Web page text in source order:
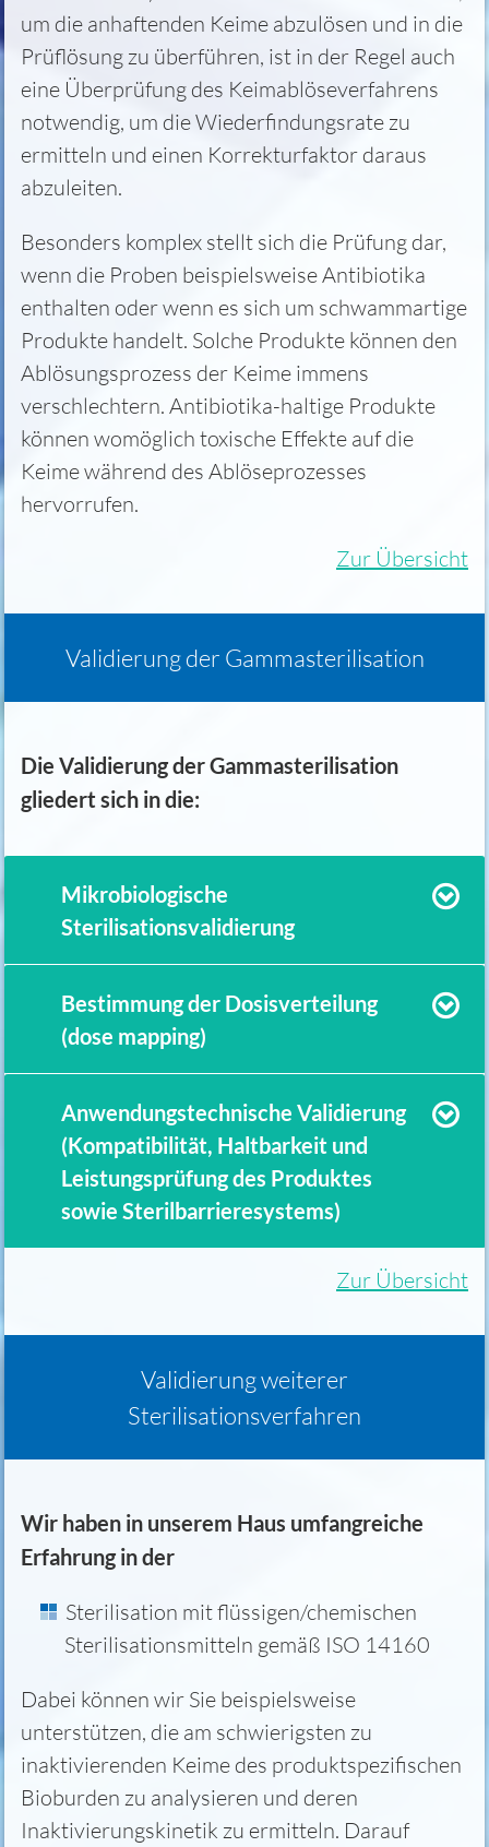
um die anhaftenden Keime abzulösen und in die
Prüflösung zu überführen, ist in der Regel auch
eine Überprüfung des Keimablöseverfahrens
notwendig, um die Wiederfindungsrate zu
ermitteln und einen Korrekturfaktor daraus
abzuleiten.
Besonders komplex stellt sich die Prüfung dar,
wenn die Proben beispielsweise Antibiotika
enthalten oder wenn es sich um schwammartige
Produkte handelt. Solche Produkte können den
Ablösungsprozess der Keime immens
verschlechtern. Antibiotika-haltige Produkte
können womöglich toxische Effekte auf die
Keime während des Ablöseprozesses
hervorrufen.
Zur Übersicht
Validierung der Gammasterilisation
Die Validierung der Gammasterilisation
gliedert sich in die:
Mikrobiologische
Sterilisationsvalidierung
Bestimmung der Dosisverteilung
(dose mapping)
Anwendungstechnische Validierung
(Kompatibilität, Haltbarkeit und
Leistungsprüfung des Produktes
sowie Sterilbarrieresystems)
Zur Übersicht
Validierung weiterer
Sterilisationsverfahren
Wir haben in unserem Haus umfangreiche
Erfahrung in der
Sterilisation mit flüssigen/chemischen
Sterilisationsmitteln gemäß ISO 14160
Dabei können wir Sie beispielsweise
unterstützen, die am schwierigsten zu
inaktivierenden Keime des produktspezifischen
Bioburden zu analysieren und deren
Inaktivierungskinetik zu ermitteln. Darauf